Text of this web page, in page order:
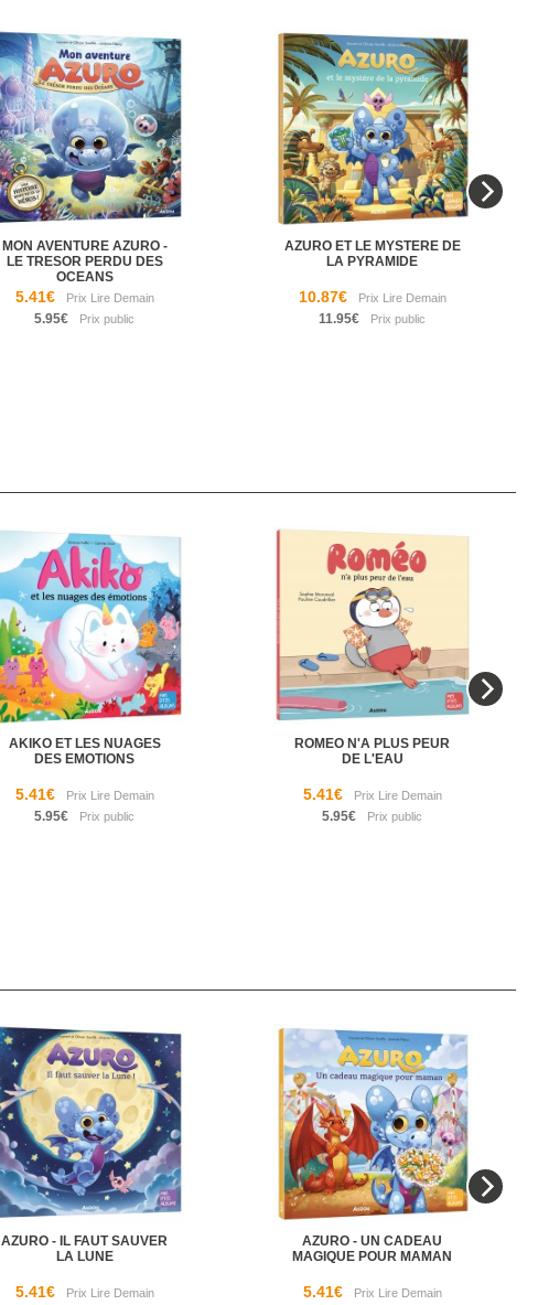
MON AVENTURE AZURO -
LE TRESOR PERDU DES
OCEANS
5.41€
5.95€
AZURO ET LE MYSTERE DE
LA PYRAMIDE
10.87€
11.95€
AKIKO ET LES NUAGES
DES EMOTIONS
5.41€
5.95€
ROMEO N'A PLUS PEUR
DE L'EAU
5.41€
5.95€
AZURO - IL FAUT SAUVER
LA LUNE
5.41€
AZURO - UN CADEAU
MAGIQUE POUR MAMAN
5.41€